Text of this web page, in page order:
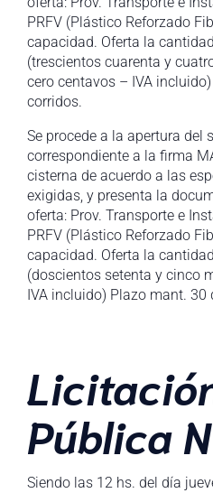
PRFV (Plástico Reforzado
capacidad. Oferta la
(trescientos cuarenta y
cero centavos – IVA
corridos.
Se procede a la apertura del
correspondiente a la firma
cisterna de acuerdo a las
exigidas, y presenta la
oferta: Prov. Transporte e
PRFV (Plástico Reforzado
capacidad. Oferta la
(doscientos setenta y cinco
IVA incluido) Plazo mant. 30
Pública
Siendo las 12 hs. del día